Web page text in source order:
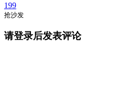
199
抢沙发
请登录后发表评论